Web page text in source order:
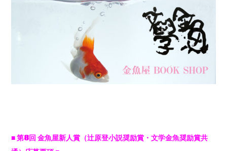
■第8回金魚屋新人賞（辻原登小説奨励賞・文学金魚奨励賞共